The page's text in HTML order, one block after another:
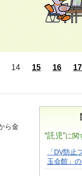
14 15 16 17
“託児”に関
「DV防止
玉会館」
ら金